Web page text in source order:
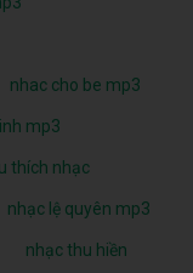
nhac cho be mp3
mp3
thích nhạc
nhạc lệ quyên mp3
nhạc thu hiền